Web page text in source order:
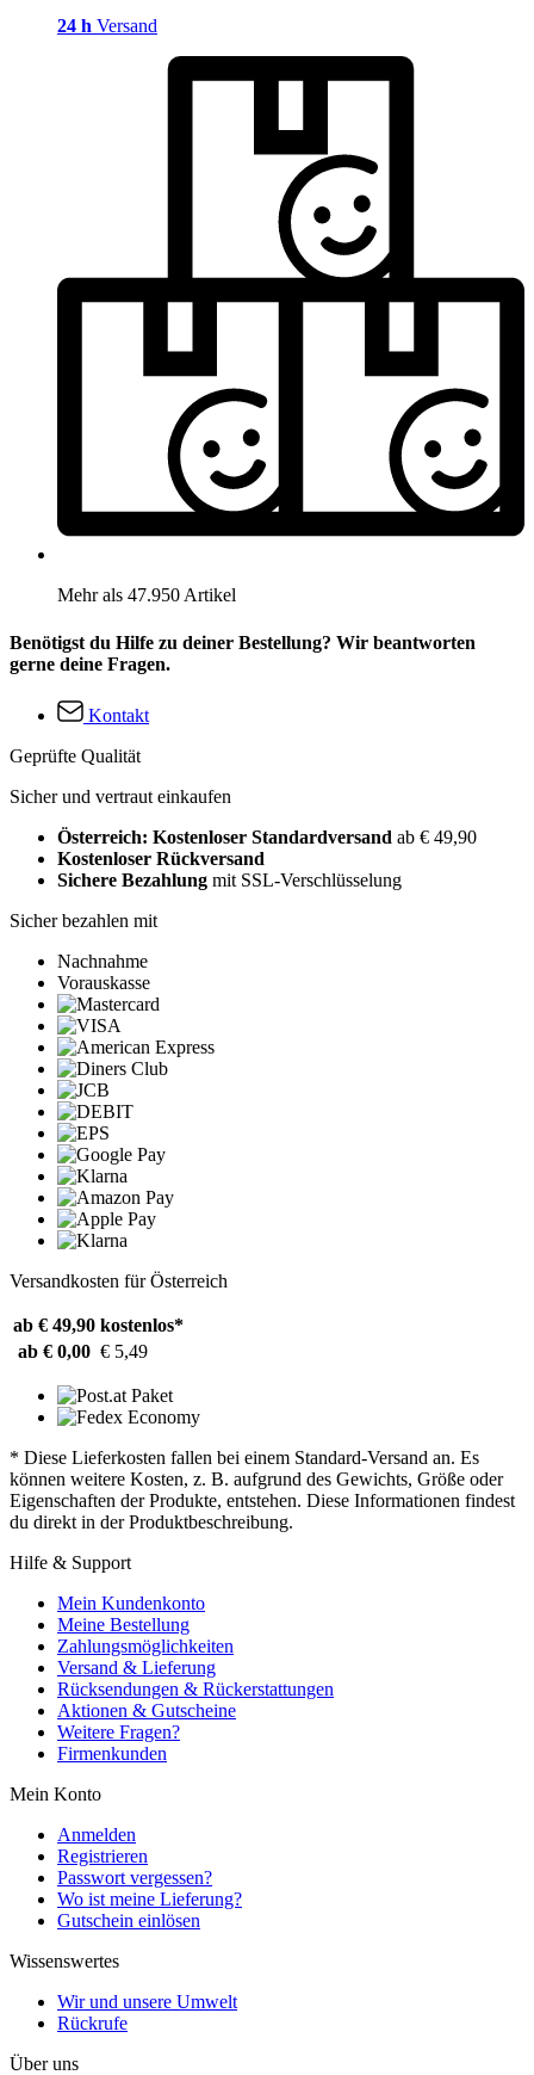
24 h Versand
Mehr als 47.950 Artikel
Benötigst du Hilfe zu deiner Bestellung? Wir beantworten
gerne deine Fragen.
Kontakt
Geprüfte Qualität
Sicher und vertraut einkaufen
Österreich: Kostenloser Standardversand ab € 49,90
Kostenloser Rückversand
Sichere Bezahlung mit SSL-Verschlüsselung
Sicher bezahlen mit
Nachnahme
Vorauskasse
Versandkosten für Österreich
ab € 49,90 kostenlos*
ab € 0,00 € 5,49
* Diese Lieferkosten fallen bei einem Standard-Versand an. Es
können weitere Kosten, z. B. aufgrund des Gewichts, Größe oder
Eigenschaften der Produkte, entstehen. Diese Informationen findest
du direkt in der Produktbeschreibung.
Hilfe & Support
Mein Kundenkonto
Meine Bestellung
Zahlungsmöglichkeiten
Versand & Lieferung
Rücksendungen & Rückerstattungen
Aktionen & Gutscheine
Weitere Fragen?
Firmenkunden
Mein Konto
Anmelden
Registrieren
Passwort vergessen?
Wo ist meine Lieferung?
Gutschein einlösen
Wissenswertes
Wir und unsere Umwelt
Rückrufe
Über uns